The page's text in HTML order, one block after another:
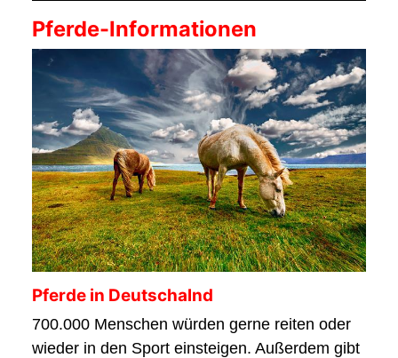
Pferde-Informationen
Pferde in Deutschalnd
700.000 Menschen würden gerne reiten oder
wieder in den Sport einsteigen. Außerdem gibt